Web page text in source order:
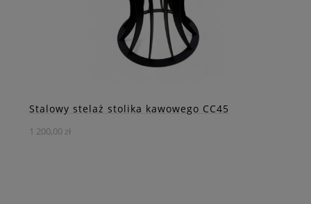
DO KOSZYKA
ZOBACZ WIĘCEJ
Stalowy stelaż stolika kawowego CC45
1 200,00 zł